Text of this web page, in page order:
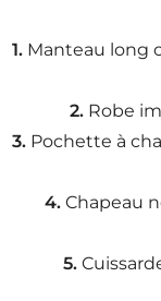
1. Manteau long
2. Robe
3. Pochette à
4. Chapeau
5.